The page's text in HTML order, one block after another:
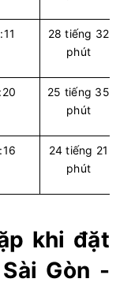
28 tiếng 32
phút
25 tiếng 35
phút
24 tiếng 21
phút
khi đặt
Gòn -